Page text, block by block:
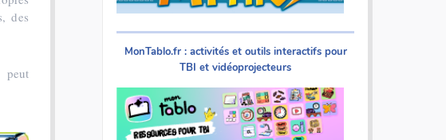
des
peut
MonTablo.fr : activités et outils interactifs pour
TBI et vidéoprojecteurs